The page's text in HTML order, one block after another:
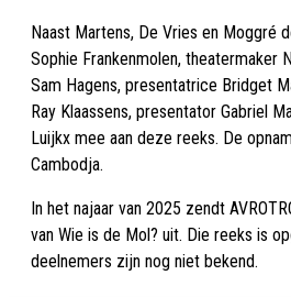
Naast Martens, De Vries en Moggré
Sophie Frankenmolen, theatermaker
Sam Hagens, presentatrice Bridget
Ray Klaassens, presentator Gabriel
Luijkx mee aan deze reeks. De
Cambodja.
In het najaar van 2025 zendt
van Wie is de Mol? uit. Die reeks is
deelnemers zijn nog niet bekend.